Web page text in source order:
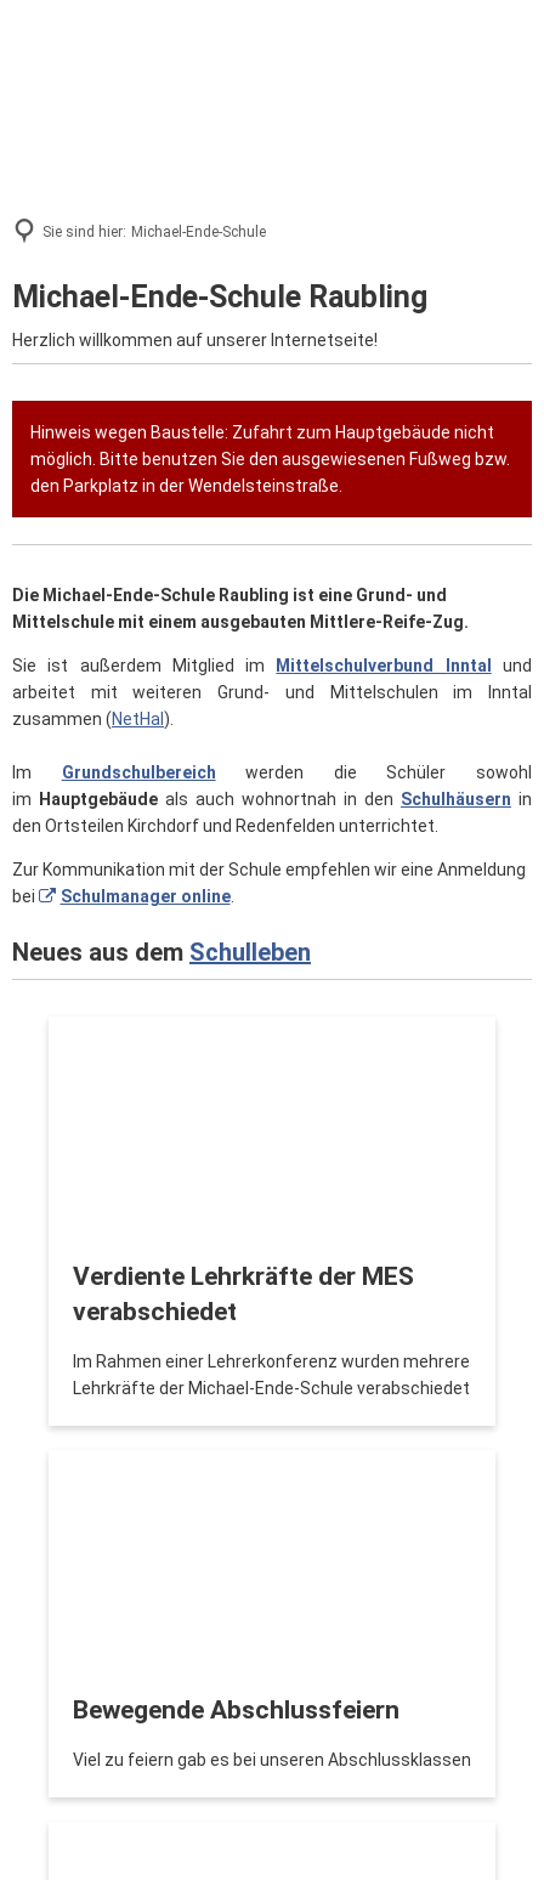
Sie sind hier: Michael-Ende-Schule
Michael-Ende-Schule Raubling
Herzlich willkommen auf unserer Internetseite!
Hinweis wegen Baustelle: Zufahrt zum Hauptgebäude nicht
möglich. Bitte benutzen Sie den ausgewiesenen Fußweg bzw.
den Parkplatz in der Wendelsteinstraße.
Die Michael-Ende-Schule Raubling ist eine Grund- und
Mittelschule mit einem ausgebauten Mittlere-Reife-Zug.
Sie ist außerdem Mitglied im Mittelschulverbund Inntal
und
arbeitet mit weiteren Grund- und Mittelschulen im Inntal
zusammen (NetHaI ).
Im Grundschulbereich werden die Schüler sowohl
im
Hauptgebäude als auch wohnortnah in den Schulhäusern in
den Ortsteilen Kirchdorf und Redenfelden unterrichtet.
Zur Kommunikation mit der Schule empfehlen wir eine Anmeldung
bei
Schulmanager online.
Neues aus dem Schulleben
Verdiente Lehrkräfte der MES
verabschiedet
Im Rahmen einer Lehrerkonferenz wurden mehrere
Lehrkräfte der Michael-Ende-Schule verabschiedet
Bewegende Abschlussfeiern
Viel zu feiern gab es bei unseren Abschlussklassen